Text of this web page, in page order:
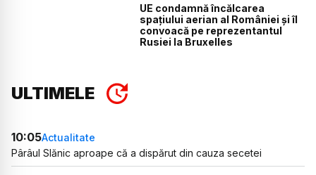
UE condamnă încălcarea
spațiului aerian al României și îl
convoacă pe reprezentantul
Rusiei la Bruxelles
ULTIMELE
10:05Actualitate
Pârâul Slănic aproape că a dispărut din cauza secetei